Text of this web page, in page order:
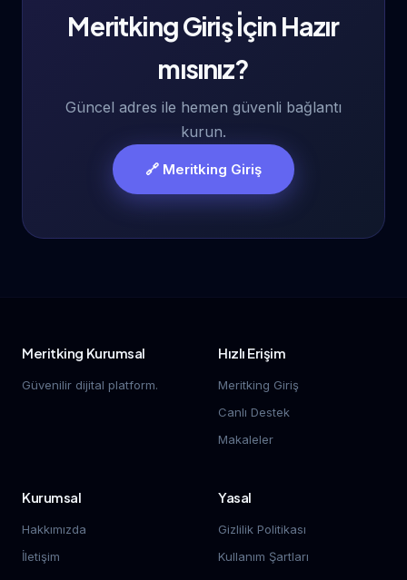
Meritking Giriş İçin Hazır
mısınız?
Güncel adres ile hemen güvenli bağlantı
kurun.
🔗 Meritking Giriş
Meritking Kurumsal
Güvenilir dijital platform.
Hızlı Erişim
Meritking Giriş
Canlı Destek
Makaleler
Kurumsal
Hakkımızda
İletişim
Yasal
Gizlilik Politikası
Kullanım Şartları